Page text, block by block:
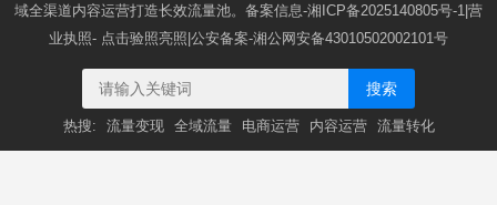
域全渠道内容运营打造长效流量池。备案信息-湘ICP备2025140805号-1 |营
业执照- 点击验照亮照 |公安备案-湘公网安备43010502002101号
搜索
热搜: 流量变现 全域流量 电商运营 内容运营 流量转化